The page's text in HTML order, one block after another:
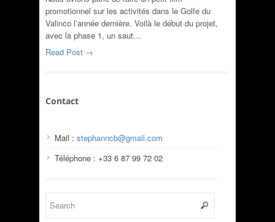
promotionnel sur les activités dans le Golfe du
Valinco l’année dernière. Voilà le début du projet,
avec la phase 1, un saut…
Read Post →
Contact
Mail : stephanncb@gmail.com
Téléphone : +33 6 87 99 72 02